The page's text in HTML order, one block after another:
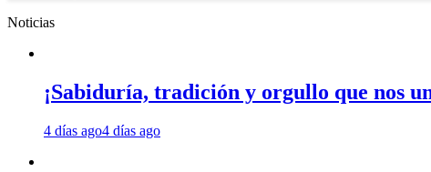
Noticias
¡Sabiduría, tradición y orgullo que nos
4 días ago4 días ago